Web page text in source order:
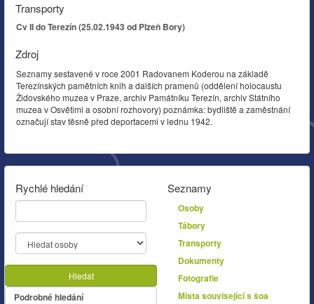
Transporty
Cv II do Terezín (25.02.1943 od Plzeň Bory)
Zdroj
Seznamy sestavené v roce 2001 Radovanem Koderou na základě
Terezínských pamětních knih a dalších pramenů (oddělení holocaustu
Židovského muzea v Praze, archiv Památníku Terezín, archiv Státního
muzea v Osvětimi a osobní rozhovory) poznámka: bydliště a zaměstnání
označují stav těsně před deportacemi v lednu 1942.
Rychlé hledání
Hledat
Podrobné hledání
Seznamy
Osoby
Tábory
Transporty
Dokumenty
Fotografie
Místa související s šoa